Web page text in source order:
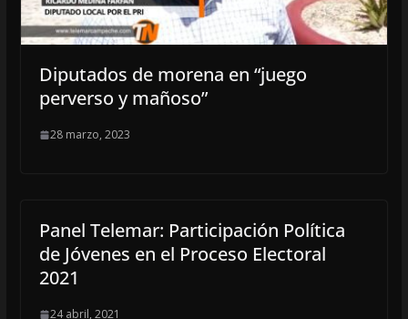
Diputados de morena en “juego
perverso y mañoso”
28 marzo, 2023
Panel Telemar: Participación Política
de Jóvenes en el Proceso Electoral
2021
24 abril, 2021